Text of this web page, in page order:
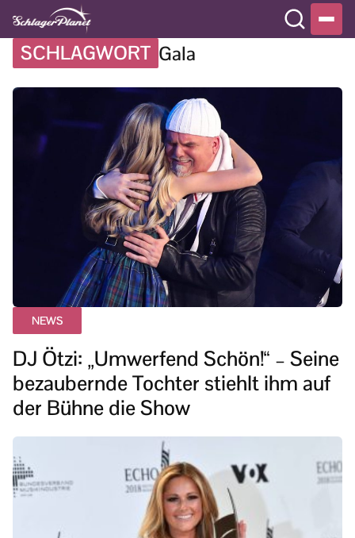
SCHLAGWORT Gala
NEWS
DJ Ötzi: „Umwerfend Schön!“ – Seine
bezaubernde Tochter stiehlt ihm auf
der Bühne die Show